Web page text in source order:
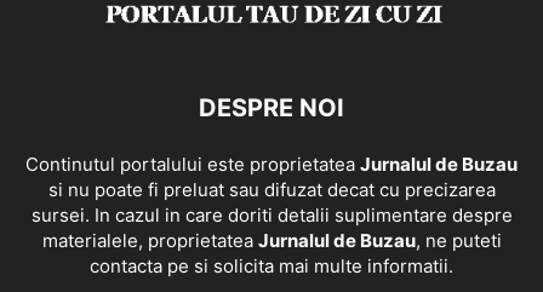
DESPRE NOI
Continutul portalului este proprietatea Jurnalul de Buzau
si nu poate fi preluat sau difuzat decat cu precizarea
sursei. In cazul in care doriti detalii suplimentare despre
materialele, proprietatea Jurnalul de Buzau, ne puteti
contacta pe si solicita mai multe informatii.